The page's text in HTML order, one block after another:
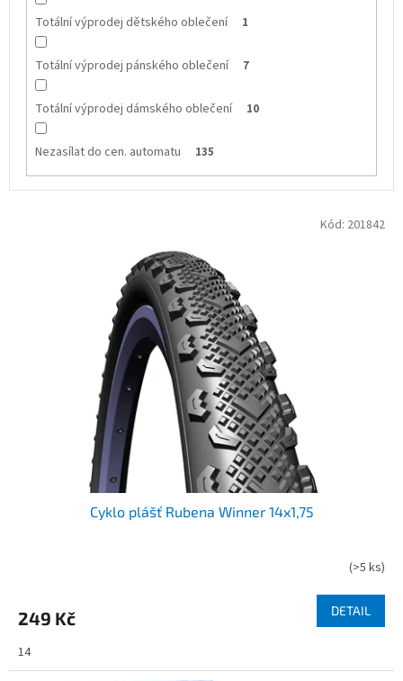
Totální výprodej dětského oblečení 1
Totální výprodej pánského oblečení 7
Totální výprodej dámského oblečení 10
Nezasílat do cen. automatu 135
Cyklo plášť Rubena Winner 14x1,75
(>5 ks)
249 Kč DETAIL
14
Kód: 201842